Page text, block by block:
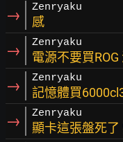
→ Zenryaku
感
→ Zenryaku
電源不要買
→ Zenryaku
記憶體買
→ Zenryaku
顯卡這張盤死了